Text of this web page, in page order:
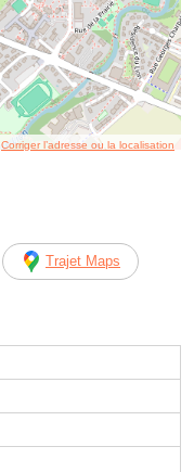
Corriger l’adresse ou la localisation
Trajet Maps